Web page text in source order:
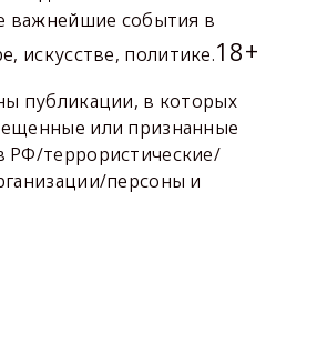
важнейшие события в
искусстве, политике.18+
публикации, в которых
или признанные
РФ/террористические/
персоны и